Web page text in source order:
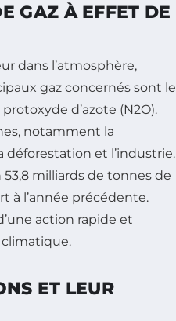
GAZ À EFFET DE
dans l’atmosphère,
gaz concernés sont le
d’azote (N2O).
notamment la
déforestation et l’industrie.
53,8 milliards de tonnes de
à l’année précédente.
action rapide et
ET LEUR